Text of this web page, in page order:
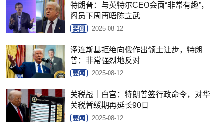
特朗普：与英特尔CEO会面“非常有趣”，
阁员下周再晤陈立武
要闻 2025-08-12
泽连斯基拒绝向俄作出领土让步，特朗
普：非常强烈地反对
要闻 2025-08-12
关税战｜白宫：特朗普签行政命令，对华
关税暂缓期再延长90日
要闻 2025-08-12